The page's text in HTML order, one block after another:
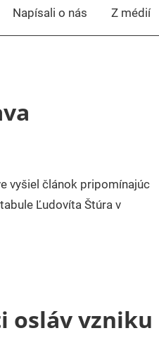
Napísali o nás Z médií
vyšiel článok pripomínajúc
Ľudovíta Štúra v
vzniku